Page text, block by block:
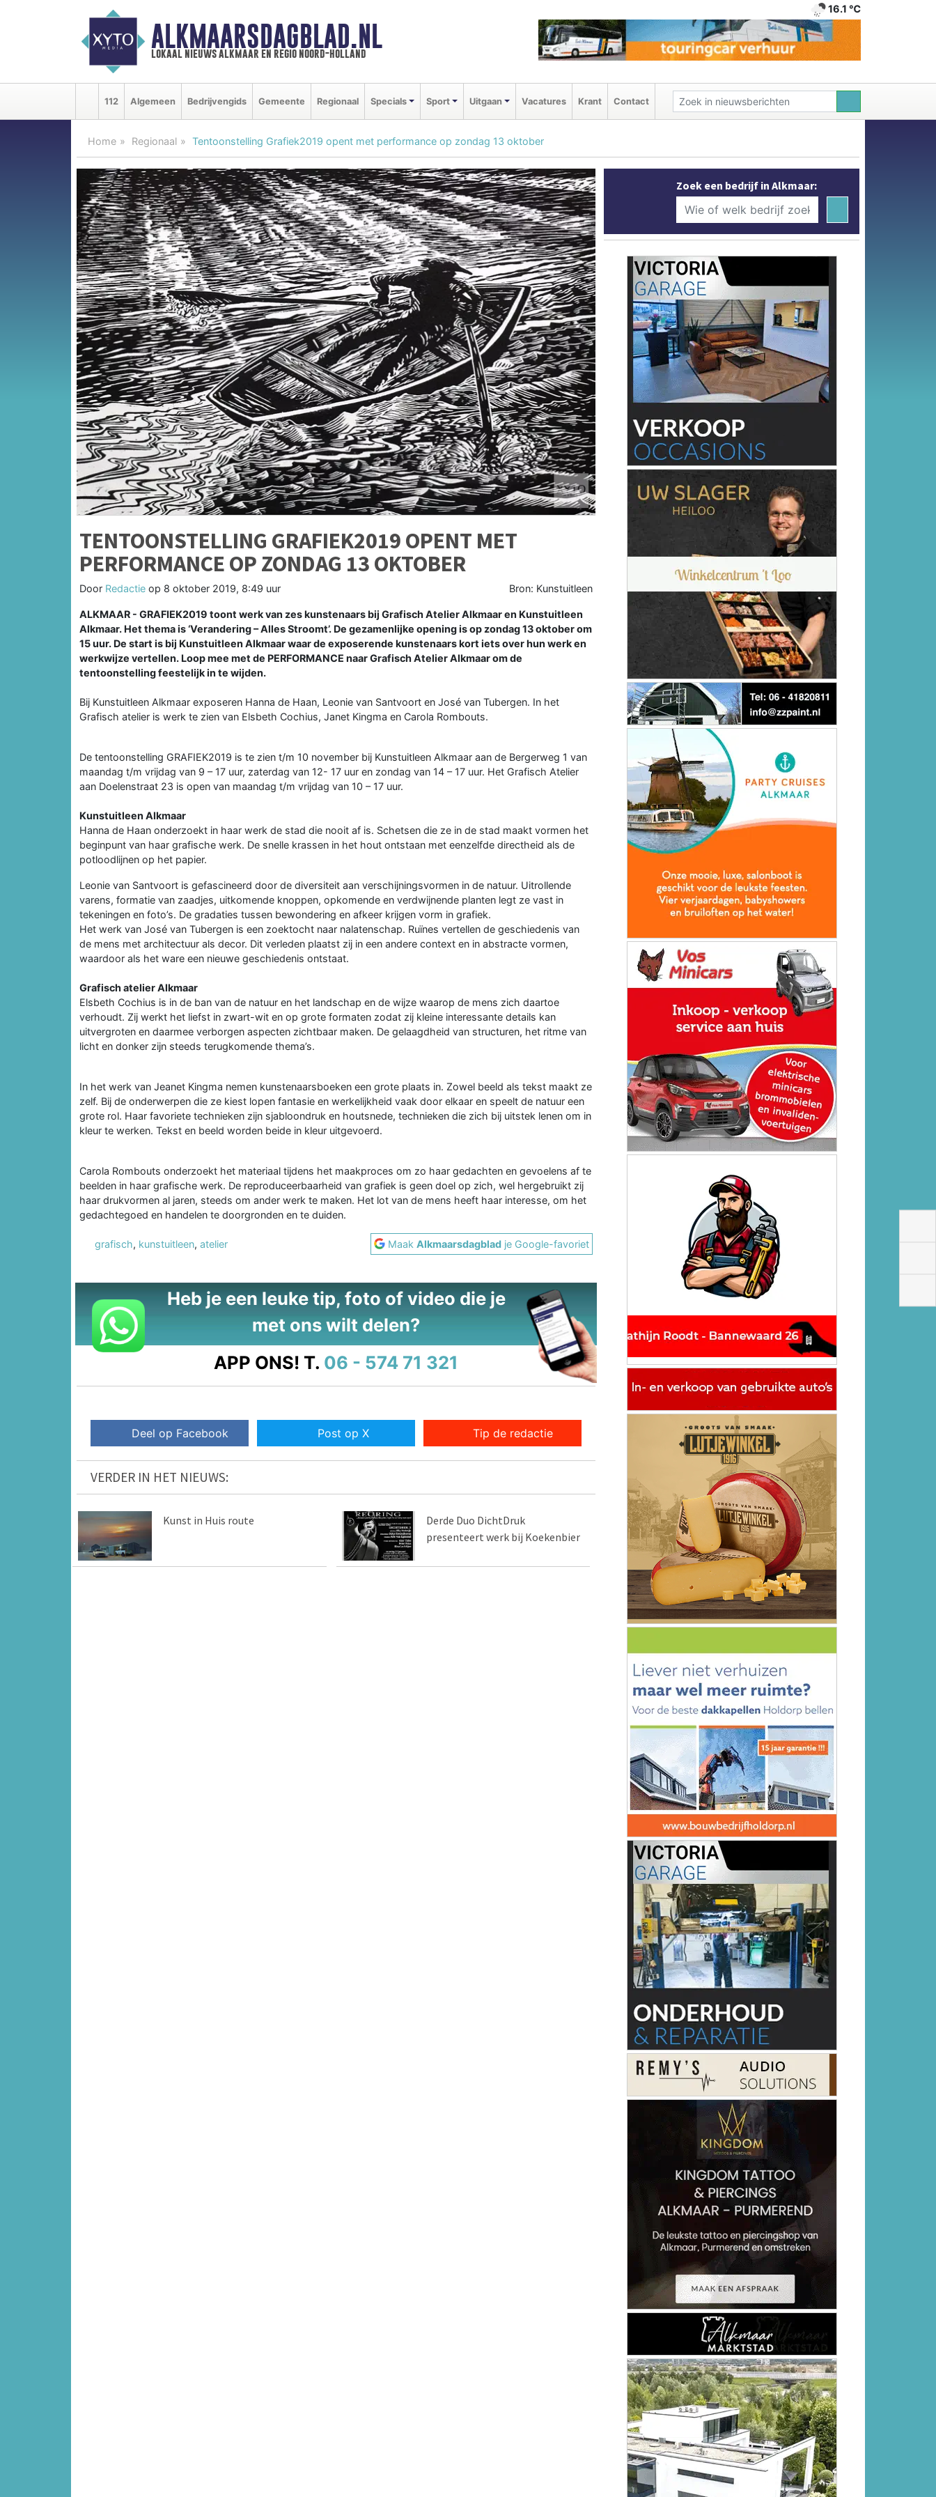
ALKMAARSDAGBLAD.NL
lokaal nieuws alkmaar en regio noord-holland
16.1 ℃
112 Algemeen Bedrijvengids Gemeente Regionaal Specials Sport Uitgaan Vacatures Krant Contact
Home Regionaal Tentoonstelling Grafiek2019 opent met performance op zondag 13 oktober
TENTOONSTELLING GRAFIEK2019 OPENT MET
PERFORMANCE OP ZONDAG 13 OKTOBER
Door Redactie op 8 oktober 2019, 8:49 uur Bron: Kunstuitleen
ALKMAAR - GRAFIEK2019 toont werk van zes kunstenaars bij Grafisch Atelier Alkmaar en Kunstuitleen
Alkmaar. Het thema is ‘Verandering – Alles Stroomt’. De gezamenlijke opening is op zondag 13 oktober om
15 uur. De start is bij Kunstuitleen Alkmaar waar de exposerende kunstenaars kort iets over hun werk en
werkwijze vertellen. Loop mee met de PERFORMANCE naar Grafisch Atelier Alkmaar om de
tentoonstelling feestelijk in te wijden.
Bij Kunstuitleen Alkmaar exposeren Hanna de Haan, Leonie van Santvoort en José van Tubergen. In het
Grafisch atelier is werk te zien van Elsbeth Cochius, Janet Kingma en Carola Rombouts.
De tentoonstelling GRAFIEK2019 is te zien t/m 10 november bij Kunstuitleen Alkmaar aan de Bergerweg 1 van
maandag t/m vrijdag van 9 – 17 uur, zaterdag van 12- 17 uur en zondag van 14 – 17 uur. Het Grafisch Atelier
aan Doelenstraat 23 is open van maandag t/m vrijdag van 10 – 17 uur.
Kunstuitleen Alkmaar
Hanna de Haan onderzoekt in haar werk de stad die nooit af is. Schetsen die ze in de stad maakt vormen het
beginpunt van haar grafische werk. De snelle krassen in het hout ontstaan met eenzelfde directheid als de
potloodlijnen op het papier.
Leonie van Santvoort is gefascineerd door de diversiteit aan verschijningsvormen in de natuur. Uitrollende
varens, formatie van zaadjes, uitkomende knoppen, opkomende en verdwijnende planten legt ze vast in
tekeningen en foto’s. De gradaties tussen bewondering en afkeer krijgen vorm in grafiek.
Het werk van José van Tubergen is een zoektocht naar nalatenschap. Ruïnes vertellen de geschiedenis van
de mens met architectuur als decor. Dit verleden plaatst zij in een andere context en in abstracte vormen,
waardoor als het ware een nieuwe geschiedenis ontstaat.
Grafisch atelier Alkmaar
Elsbeth Cochius is in de ban van de natuur en het landschap en de wijze waarop de mens zich daartoe
verhoudt. Zij werkt het liefst in zwart-wit en op grote formaten zodat zij kleine interessante details kan
uitvergroten en daarmee verborgen aspecten zichtbaar maken. De gelaagdheid van structuren, het ritme van
licht en donker zijn steeds terugkomende thema’s.
In het werk van Jeanet Kingma nemen kunstenaarsboeken een grote plaats in. Zowel beeld als tekst maakt ze
zelf. Bij de onderwerpen die ze kiest lopen fantasie en werkelijkheid vaak door elkaar en speelt de natuur een
grote rol. Haar favoriete technieken zijn sjabloondruk en houtsnede, technieken die zich bij uitstek lenen om in
kleur te werken. Tekst en beeld worden beide in kleur uitgevoerd.
Carola Rombouts onderzoekt het materiaal tijdens het maakproces om zo haar gedachten en gevoelens af te
beelden in haar grafische werk. De reproduceerbaarheid van grafiek is geen doel op zich, wel hergebruikt zij
haar drukvormen al jaren, steeds om ander werk te maken. Het lot van de mens heeft haar interesse, om het
gedachtegoed en handelen te doorgronden en te duiden.
grafisch, kunstuitleen, atelier MaakAlkmaarsdagblad je Google-favoriet
Heb je een leuke tip, foto of video die je
met ons wilt delen?
APP ONS! T. 06 - 574 71 321
Deel op Facebook Post op X Tip de redactie
VERDER IN HET NIEUWS:
Kunst in Huis route
Derde Duo DichtDruk
presenteert werk bij Koekenbier
Zoek een bedrijf in Alkmaar: